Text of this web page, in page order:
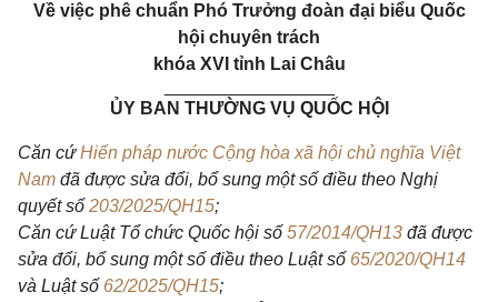
Về việc phê chuẩn Phó Trưởng đoàn đại biểu Quốc
hội chuyên trách
khóa XVI tỉnh Lai Châu
ỦY BAN THƯỜNG VỤ QUỐC HỘI
Căn cứHiến pháp nước Cộng hòa xã hội chủ nghĩa Việt
Nam đã được sửa đổi, bổ sung một số điều theo Nghị
quyết số 203/2025/QH15;
Căn cứ Luật Tổ chức Quốc hội số 57/2014/QH13 đã được
sửa đổi, bổ sung một số điều theo Luật số 65/2020/QH14
và Luật số 62/2025/QH15;